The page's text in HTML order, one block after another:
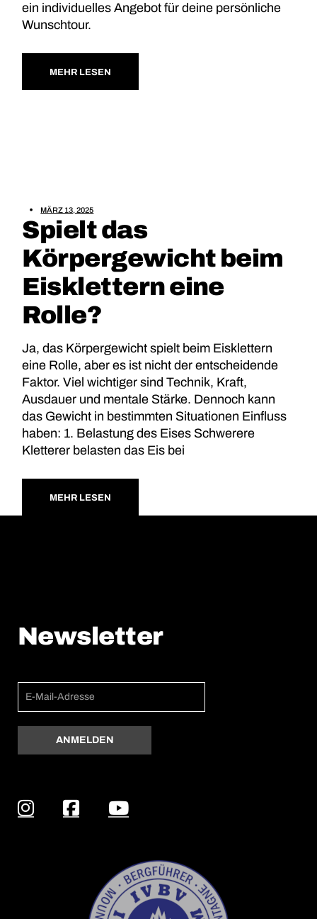
ein individuelles Angebot für deine persönliche
Wunschtour.
MEHR LESEN
MÄRZ 13, 2025
Spielt das
Körpergewicht beim
Eisklettern eine
Rolle?
Ja, das Körpergewicht spielt beim Eisklettern
eine Rolle, aber es ist nicht der entscheidende
Faktor. Viel wichtiger sind Technik, Kraft,
Ausdauer und mentale Stärke. Dennoch kann
das Gewicht in bestimmten Situationen Einfluss
haben: 1. Belastung des Eises Schwerere
Kletterer belasten das Eis bei
MEHR LESEN
Newsletter